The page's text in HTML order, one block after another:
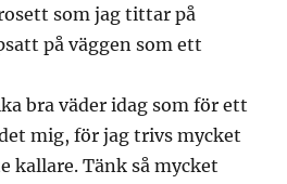
som jag tittar på
på väggen som ett
bra väder idag som för ett
mig, för jag trivs mycket
kallare. Tänk så mycket